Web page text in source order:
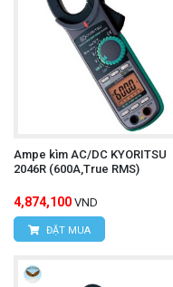
Ampe kìm AC/DC KYORITSU
2046R (600A,True RMS)
4,874,100 VND
ĐẶT MUA